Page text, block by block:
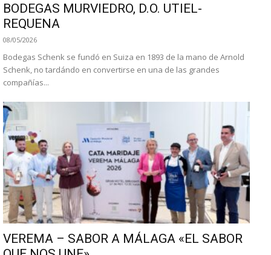
BODEGAS MURVIEDRO, D.O. UTIEL-
REQUENA
08/05/2026
Bodegas Schenk se fundó en Suiza en 1893 de la mano de Arnold
Schenk, no tardándo en convertirse en una de las grandes
compañías...
VEREMA – SABOR A MÁLAGA «EL SABOR